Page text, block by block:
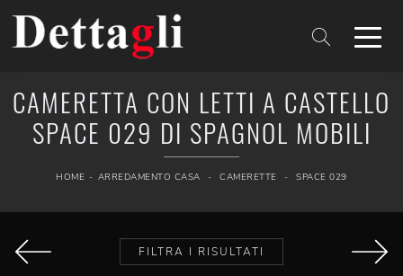
CAMERETTA CON LETTI A CASTELLO
SPACE 029 DI SPAGNOL MOBILI
HOME - ARREDAMENTO CASA - CAMERETTE - SPACE 029
FILTRA I RISULTATI